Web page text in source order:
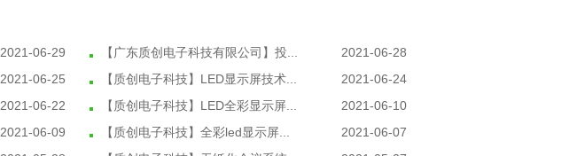
2021-06-29 【广东质创电子科技有限公司】投...
2021-06-28
2021-06-25 【质创电子科技】LED显示屏技术...
2021-06-24
2021-06-22 【质创电子科技】LED全彩显示屏...
2021-06-10
2021-06-09 【质创电子科技】全彩led显示屏...
2021-06-07